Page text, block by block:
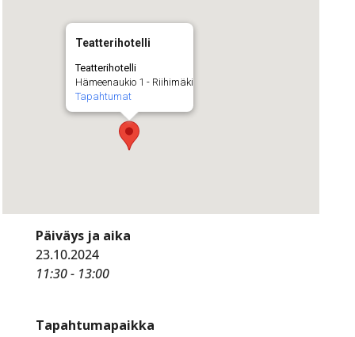
Teatterihotelli
Teatterihotelli
Hämeenaukio 1 - Riihimäki
Tapahtumat
Päiväys ja aika
23.10.2024
11:30 - 13:00
Tapahtumapaikka